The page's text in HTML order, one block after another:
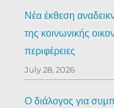
Νέα έκθεση
της κοινωνικής
περιφέρειες
July 28, 2026
Ο διάλογος για